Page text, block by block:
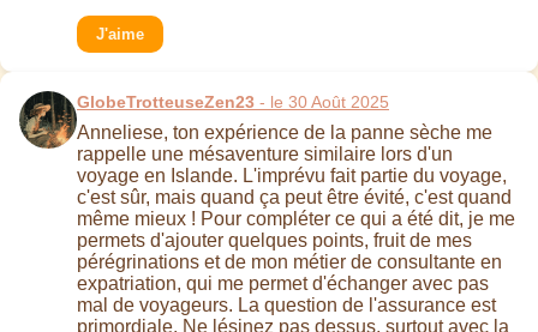
J'aime
GlobeTrotteuseZen23 - le 30 Août 2025
Anneliese, ton expérience de la panne sèche me
rappelle une mésaventure similaire lors d'un
voyage en Islande. L'imprévu fait partie du voyage,
c'est sûr, mais quand ça peut être évité, c'est quand
même mieux ! Pour compléter ce qui a été dit, je me
permets d'ajouter quelques points, fruit de mes
pérégrinations et de mon métier de consultante en
expatriation, qui me permet d'échanger avec pas
mal de voyageurs. La question de l'assurance est
primordiale. Ne lésinez pas dessus, surtout avec la